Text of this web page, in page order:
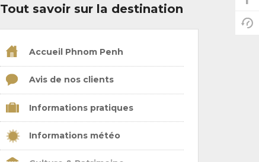
Tout savoir sur la destination
Accueil Phnom Penh
Avis de nos clients
Informations pratiques
Informations météo